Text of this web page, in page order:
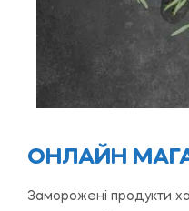
ОНЛАЙН
Заморожені продукти